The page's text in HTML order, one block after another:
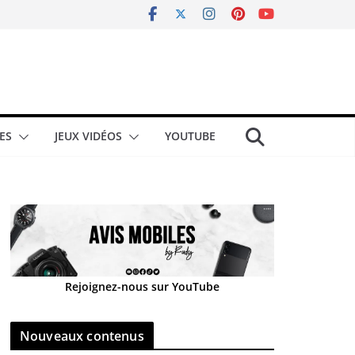
JEUX VIDÉOS YOUTUBE
Rejoignez-nous sur YouTube
Nouveaux contenus